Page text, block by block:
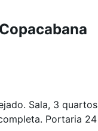
Sala, 3 quartos
Portaria 24